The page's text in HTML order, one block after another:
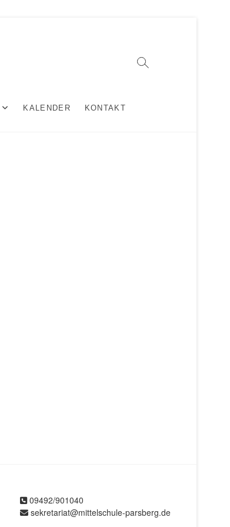
KALENDER KONTAKT
09492/901040
sekretariat@mittelschule-parsberg.de